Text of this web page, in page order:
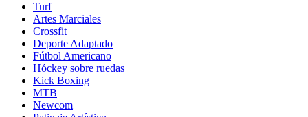
Turf
Artes Marciales
Crossfit
Deporte Adaptado
Fútbol Americano
Hóckey sobre ruedas
Kick Boxing
MTB
Newcom